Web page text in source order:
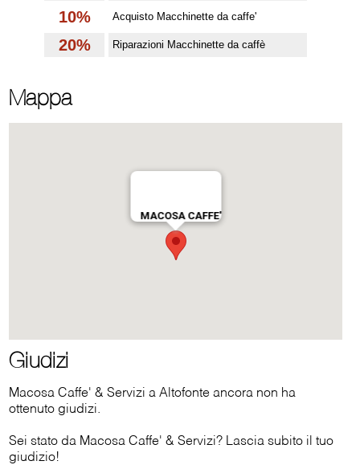
10% Acquisto Macchinette da caffe'
20% Riparazioni Macchinette da caffè
Mappa
Giudizi
Macosa Caffe' & Servizi a Altofonte ancora non ha
ottenuto giudizi.
Sei stato da Macosa Caffe' & Servizi? Lascia subito il tuo
giudizio!